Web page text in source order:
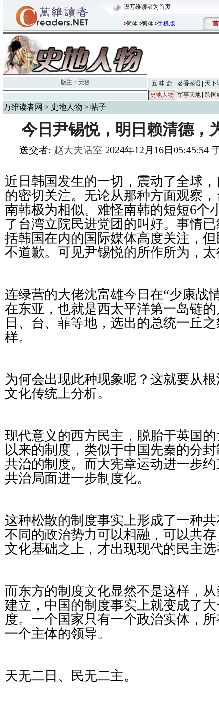
设万维读者为首页
简体 繁体 手机版 首
版主： 无极 五 味 斋 茗香茶语
天下
史地人物
军事天地 跨国
万维读者网 > 史地人物 > 帖子
今日尹锡悦，明日赖清德，
送交者: 赵大夫话室 2024年12月16日05:45:54
近日韩国发生的一切，震动了全球
的密切关注。无论从那种方面观察
南韩极为相似。难怪南韩的短短6个
了台湾立院民进党团的叫好。事情
括韩国在内的国际媒体高度关注，
不道歉。可见尹锡悦的所作所为，
连绿营的大佬沈富雄今日在“少康战
在东亚，也就是西太平洋第一岛链
日、台、菲等地，选出的总统一丘
样。
为何会出现此种现象呢？这就要从
文化传统上分析。
现代意义的西方民主，脱胎于英国
以来的制度，类似于中国先秦的分
共治的制度。而大宪章运动进一步
共治局面进一步制度化。
这种松散的制度事实上形成了一种
不同的政治势力可以相融，可以共
文化基础之上，才出现现代的民主
而东方的制度文化显然不是这样，
建立，中国的制度事实上就变成了
度。一个国家只有一个政治实体，
一个主体的领导。
天无二日、民无二主。